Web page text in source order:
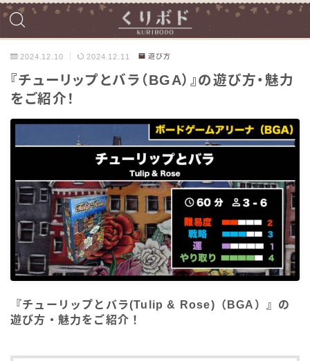
2024.12.10 2024.12.11 遊び方
『チューリップとバラ（BGA）』の遊び方・魅力
をご紹介！
『チューリップとバラ(Tulip & Rose)（BGA）』の
遊び方・魅力をご紹介！